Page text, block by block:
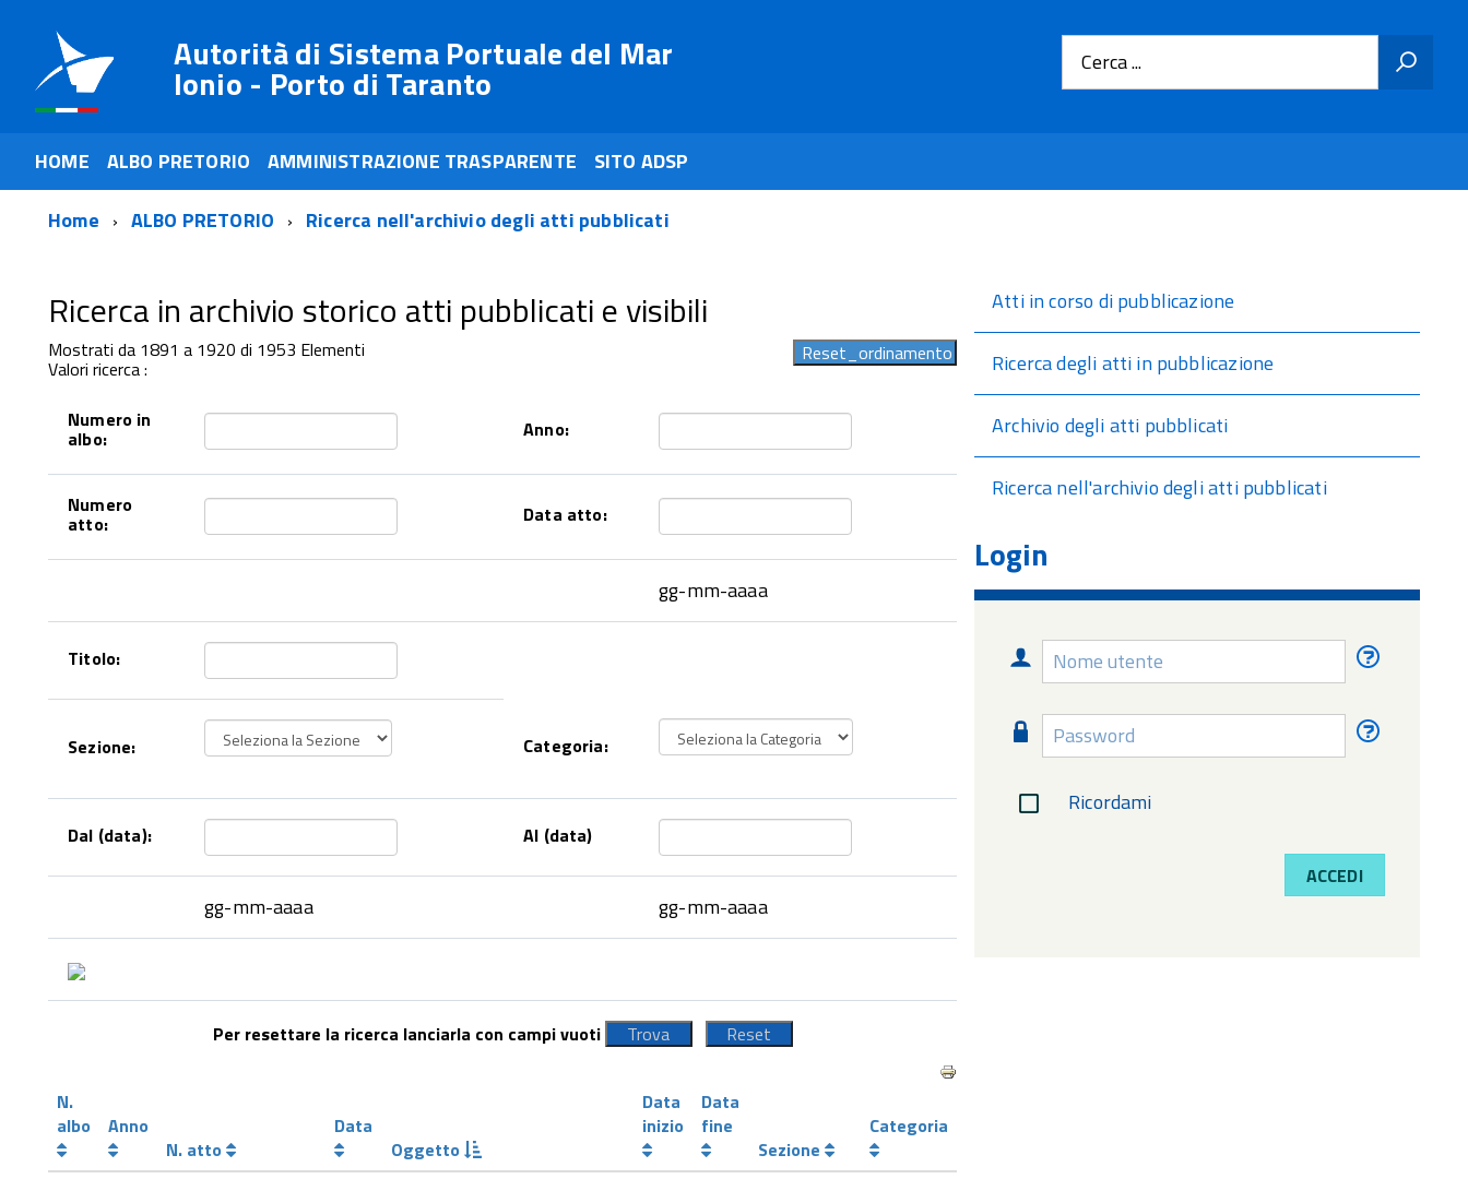
Autorità di Sistema Portuale del Mar
Ionio - Porto di Taranto Cerca ...
HOME ALBO PRETORIO AMMINISTRAZIONE TRASPARENTE
SITO ADSP
Home
ALBO PRETORIO Ricerca nell'archivio degli atti pubblicati
Ricerca in archivio storico atti pubblicati e visibili
Mostrati da 1891 a 1920 di 1953 Elementi
Valori ricerca :
Numero in
albo: Anno:
Numero
atto: Data atto:
gg-mm-aaaa
Titolo:
Sezione: Categoria:
Dal (data): Al (data)
gg-mm-aaaa gg-mm-aaaa
Per resettare la ricerca lanciarla con campi vuoti
N.
albo
Anno
N. atto
Data
Oggetto
Data
inizio
Data
fine
Sezione
Categoria
Atti in corso di pubblicazione
Ricerca degli atti in pubblicazione
Archivio degli atti pubblicati
Ricerca nell'archivio degli atti pubblicati
Login
Nome
utente
Nome
utente
Password
Password
Ricordami
ACCEDI